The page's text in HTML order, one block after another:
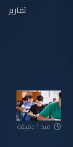
تقارير
منذ 1 دقيقة